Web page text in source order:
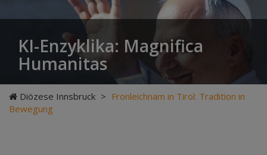
KI-Enzyklika: Magnifica
Humanitas
Diözese Innsbruck > Fronleichnam in Tirol: Tradition in
Bewegung